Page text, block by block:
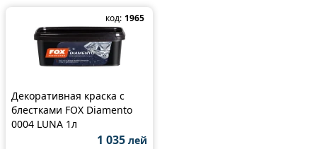
код: 1965
Декоративная краска с
блестками FOX Diamento
0004 LUNA 1л
1 035 лей